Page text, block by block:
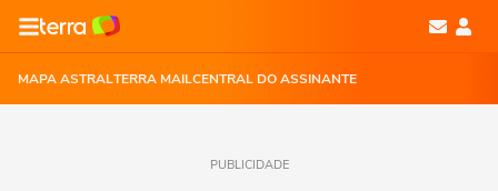
MAPA ASTRALTERRA MAILCENTRAL DO ASSINANTE
PUBLICIDADE